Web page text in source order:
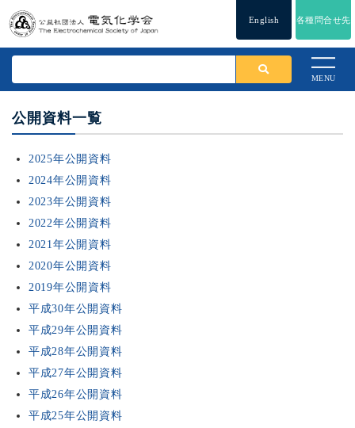
English 各種問合せ先
MENU
公開資料一覧
2025年公開資料
2024年公開資料
2023年公開資料
2022年公開資料
2021年公開資料
2020年公開資料
2019年公開資料
平成30年公開資料
平成29年公開資料
平成28年公開資料
平成27年公開資料
平成26年公開資料
平成25年公開資料